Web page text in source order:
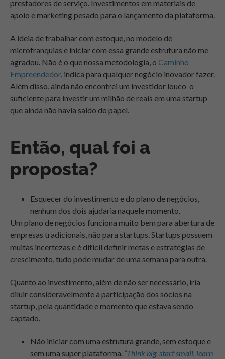
prestadores de serviço. Investimentos em materiais de
apoio e marketing pesado para o lançamento da plataforma.
A ideia de trabalhar com estoque, no modelo de
microfranquias e iniciar com essa grande estrutura não me
agradou. Não é o que nossa metodologia, o Caminho
Empreendedor, indica para qualquer negócio inovador fazer.
Além disso, ainda não encontrei um investidor louco o
suficiente para investir um milhão de reais em uma startup
que ainda não havia saído do papel.
Então, qual foi a
proposta?
Esquecer do investimento e do plano de negócios,
nenhum dos dois ajudaria naquele momento.
Um plano de negócios funciona muito bem para abertura de
empresas tradicionais, não para startups. Startups possuem
muitas incertezas e é difícil definir metas e estratégias de
crescimento, tudo pode mudar de uma semana para outra.
Quanto ao investimento, além de não ser necessário, iria
diluir consideravelmente a participação dos sócios na
startup, pela quantidade e momento que estava sendo
captado.
Não iniciar com uma estrutura grande, sem estoque e
sem uma super plataforma. “Think big, start small, learn